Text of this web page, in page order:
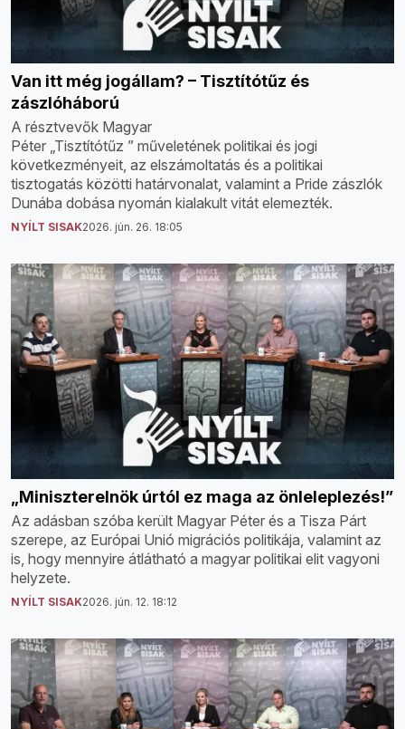
Van itt még jogállam? – Tisztítótűz és
zászlóháború
A résztvevők Magyar
Péter „Tisztítótűz ” műveletének politikai és jogi
következményeit, az elszámoltatás és a politikai
tisztogatás közötti határvonalat, valamint a Pride zászlók
Dunába dobása nyomán kialakult vitát elemezték.
NYÍLT SISAK2026. jún. 26. 18:05
„Miniszterelnök úrtól ez maga az önleleplezés!”
Az adásban szóba került Magyar Péter és a Tisza Párt
szerepe, az Európai Unió migrációs politikája, valamint az
is, hogy mennyire átlátható a magyar politikai elit vagyoni
helyzete.
NYÍLT SISAK2026. jún. 12. 18:12